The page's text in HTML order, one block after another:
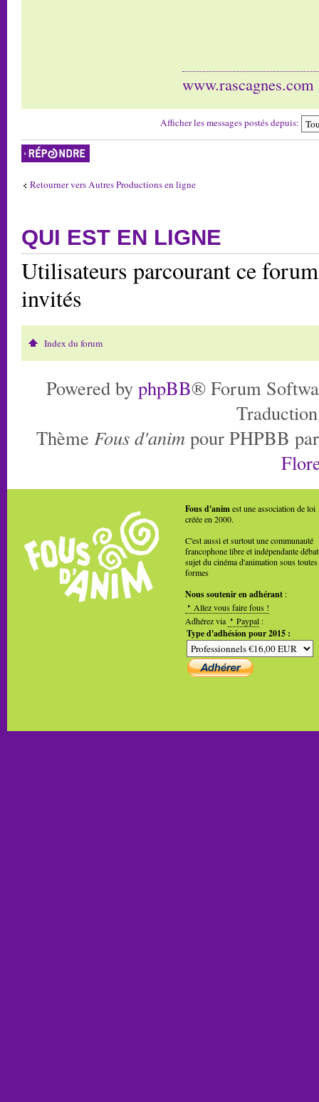
www.rascagnes.com
Afficher les messages postés depuis:
Répondre
Retourner vers Autres Productions en ligne
QUI EST EN LIGNE
Utilisateurs parcourant ce
invités
Index du forum
Powered by phpBB® Forum
Thème Fous d'anim pour PHPBB
Fous d'animest une association de loi
créée en 2000.
C'est aussi et surtout une communauté
francophone libre et indépendante
sujet du cinéma d'animation sous toutes
formes
Nous soutenir en adhérant :
Allez vous faire fous !
Adhérez via
Paypal :
Type d'adhésion pour 2015 :